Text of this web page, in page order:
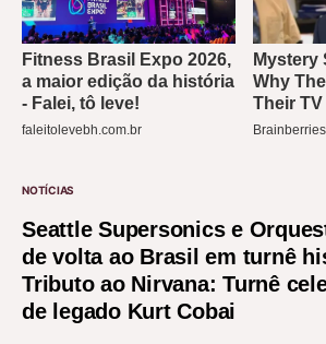
NOTÍCIAS
Seattle Supersonics e
de volta ao Brasil em turnê
Tributo ao Nirvana: Turnê
de legado Kurt Cobai